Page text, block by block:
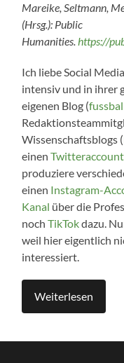
Mareike, Seltmann,
(Hrsg.): Public
Humanities.https://
Ich liebe Social
intensiv und in ihrer
eigenen Blog (
Wissenschaftsblogs (
einenTwitteraccount
produziere
einen Instagram-
Kanal über die
nochTikTokdazu.
weil hier eigentlich
interessiert.
Weiterlesen